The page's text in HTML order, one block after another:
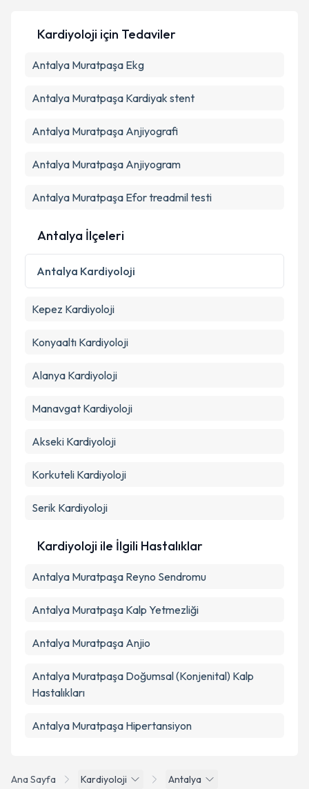
E-posta Adresiniz
Kişisel verilerimin işlenmesine ilişkin
kapsamda işlenmesini kabul ediyorum.
Ana Sayfa Kardiyoloji
Antalya
Kardiyoloji için Tedaviler
Antalya Muratpaşa Ekg
Antalya Muratpaşa Kardiyak stent
Antalya Muratpaşa Anjiyografi
Antalya Muratpaşa Anjiyogram
Antalya Muratpaşa Efor treadmil testi
Antalya İlçeleri
Antalya Kardiyoloji
Kepez Kardiyoloji
Konyaaltı Kardiyoloji
Alanya Kardiyoloji
Manavgat Kardiyoloji
Akseki Kardiyoloji
Korkuteli Kardiyoloji
Serik Kardiyoloji
Kardiyoloji ile İlgili Hastalıklar
Antalya Muratpaşa Reyno Sendromu
Antalya Muratpaşa Kalp Yetmezliği
Antalya Muratpaşa Anjio
Antalya Muratpaşa Doğumsal (Konjenital) Kalp
Hastalıkları
Antalya Muratpaşa Hipertansiyon